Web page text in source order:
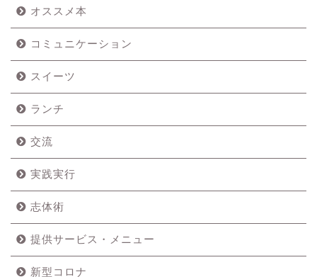
オススメ本
コミュニケーション
スイーツ
ランチ
交流
実践実行
志体術
提供サービス・メニュー
新型コロナ